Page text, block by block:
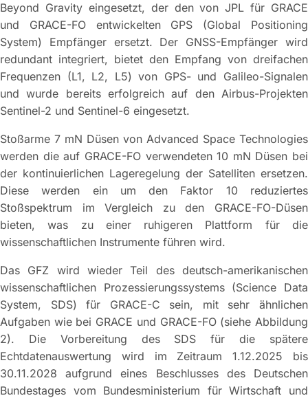
Beyond Gravity eingesetzt, der den von JPL für GRACE
und GRACE-FO entwickelten GPS (Global Positioning
System) Empfänger ersetzt. Der GNSS-Empfänger wird
redundant integriert, bietet den Empfang von dreifachen
Frequenzen (L1, L2, L5) von GPS- und Galileo-Signalen
und wurde bereits erfolgreich auf den Airbus-Projekten
Sentinel-2 und Sentinel-6 eingesetzt.
Stoßarme 7 mN Düsen von Advanced Space Technologies
werden die auf GRACE-FO verwendeten 10 mN Düsen bei
der kontinuierlichen Lageregelung der Satelliten ersetzen.
Diese werden ein um den Faktor 10 reduziertes
Stoßspektrum im Vergleich zu den GRACE-FO-Düsen
bieten, was zu einer ruhigeren Plattform für die
wissenschaftlichen Instrumente führen wird.
Das GFZ wird wieder Teil des deutsch-amerikanischen
wissenschaftlichen Prozessierungssystems (Science Data
System, SDS) für GRACE-C sein, mit sehr ähnlichen
Aufgaben wie bei GRACE und GRACE-FO (siehe Abbildung
2). Die Vorbereitung des SDS für die spätere
Echtdatenauswertung wird im Zeitraum 1.12.2025 bis
30.11.2028 aufgrund eines Beschlusses des Deutschen
Bundestages vom Bundesministerium für Wirtschaft und